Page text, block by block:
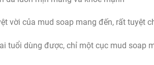
vời của mud soap mang đến, rất tuyệt
tuổi dùng được, chỉ một cục mud soap